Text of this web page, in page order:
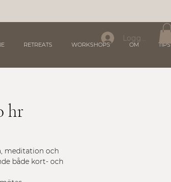
RETREATS WORKSHOPS OM TIPS
Logga in
hr
meditation och
både kort- och